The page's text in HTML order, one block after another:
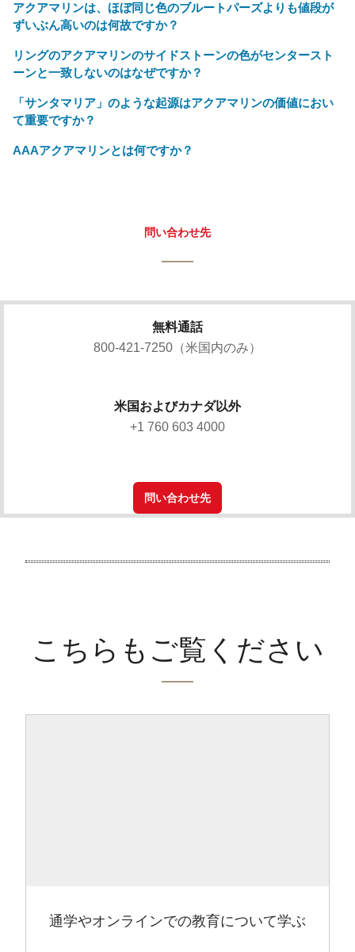
アクアマリンは、ほぼ同じ色のブルートパーズよりも値段が
ずいぶん高いのは何故ですか？
リングのアクアマリンのサイドストーンの色がセンタースト
ーンと一致しないのはなぜですか？
「サンタマリア」のような起源はアクアマリンの価値におい
て重要ですか？
AAAアクアマリンとは何ですか？
問い合わせ先
無料通話
800-421-7250（米国内のみ）
米国およびカナダ以外
+1 760 603 4000
問い合わせ先
こちらもご覧ください
通学やオンラインでの教育について学ぶ